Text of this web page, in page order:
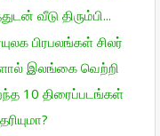
வீடு திரும்பி...
பிரபலங்கள் சிலர்
இலங்கை வெற்றி
10 திரைப்படங்கள்